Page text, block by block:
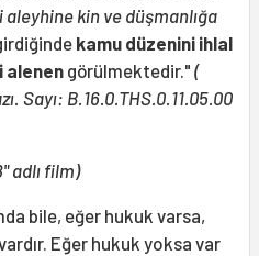
kin ve düşmanlığa
kamu düzenini ihlal
alenen görülmektedir." (
Sayı: B.16.0.THS.0.11.05.00
adlı film)
bile, eğer hukuk varsa,
Eğer hukuk yoksa var